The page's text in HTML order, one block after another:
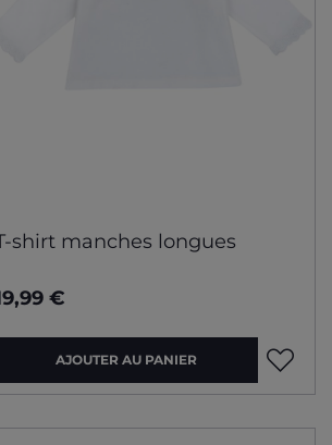
shirt manches longues
€
AJOUTER AU PANIER